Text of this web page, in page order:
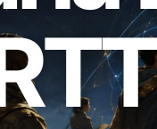
Slot API
API